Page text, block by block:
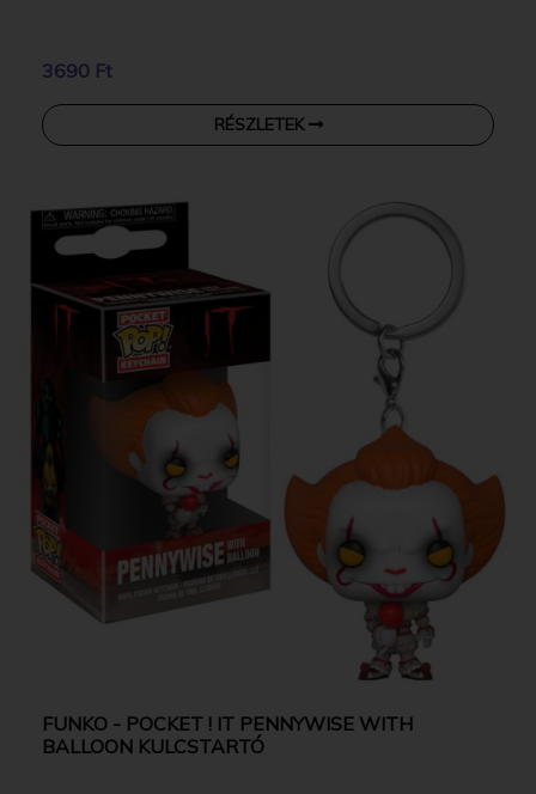
3690 Ft
RÉSZLETEK
FUNKO - POCKET ! IT PENNYWISE WITH
BALLOON KULCSTARTÓ